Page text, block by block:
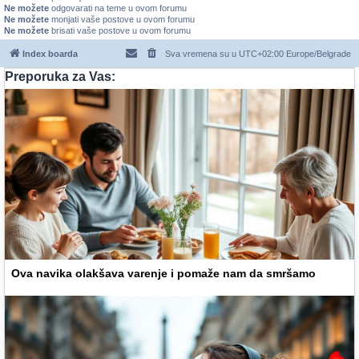
Ne možete odgovarati na teme u ovom forumu
Ne možete monjati vaše postove u ovom forumu
Ne možete brisati vaše postove u ovom forumu
Index boarda Sva vremena su u UTC+02:00 Europe/Belgrade
Preporuka za Vas:
Ova navika olakšava varenje i pomaže nam da smršamo